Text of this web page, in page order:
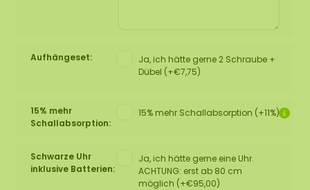
Aufhängeset:
Ja, ich hätte gerne 2 Schraube +
Dübel (+€7,75)
15% mehr
Schallabsorption:
15% mehr Schallabsorption (+11%)
Schwarze Uhr
inklusive Batterien:
Ja, ich hätte gerne eine Uhr.
ACHTUNG: erst ab 80 cm
möglich (+€95,00)